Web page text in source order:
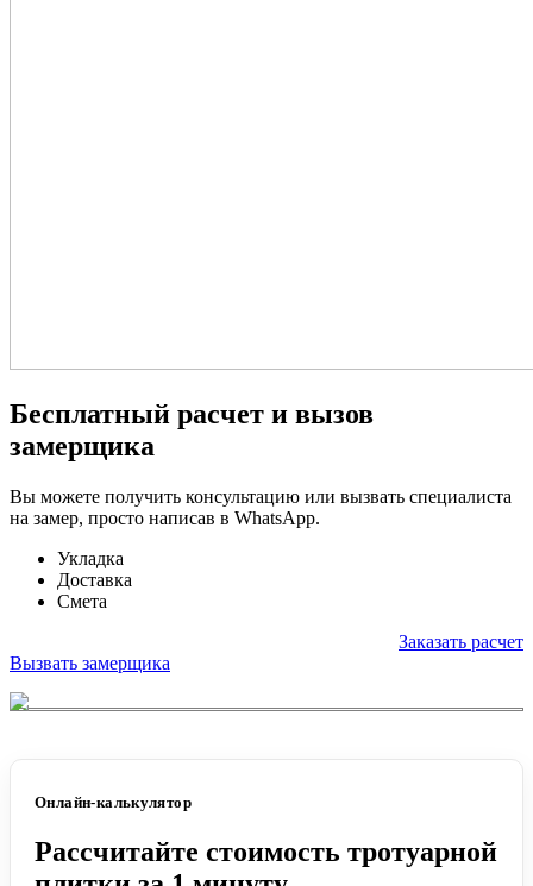
Бесплатный расчет и вызов
замерщика
Вы можете получить консультацию или вызвать специалиста
на замер, просто написав в WhatsApp.
Укладка
Доставка
Смета
Заказать расчет
Вызвать замерщика
Онлайн-калькулятор
Рассчитайте стоимость тротуарной